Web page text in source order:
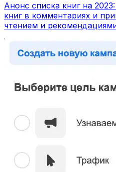
Анонс списка книг на
книг в комментариях и
чтением и